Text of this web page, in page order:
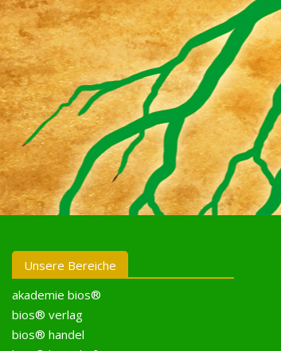
Unsere Bereiche
akademie bios®
bios® verlag
bios® handel